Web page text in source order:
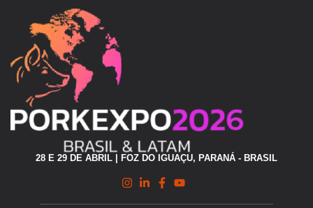
28 E 29 DE ABRIL | FOZ DO IGUAÇU, PARANÁ - BRASIL